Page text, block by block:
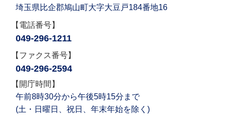
埼玉県比企郡鳩山町大字大豆戸184番地16
【電話番号】
049-296-1211
【ファクス番号】
049-296-2594
【開庁時間】
午前8時30分から午後5時15分まで
(土・日曜日、祝日、年末年始を除く)